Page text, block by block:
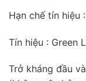
Hạn chế tín hiệu
Tín hiệu : Green
Trở kháng đầu